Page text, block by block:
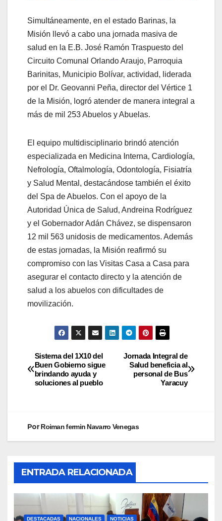
Simultáneamente, en el estado Barinas, la
Misión llevó a cabo una jornada masiva de
salud en la E.B. José Ramón Traspuesto del
Circuito Comunal Orlando Araujo, Parroquia
Barinitas, Municipio Bolívar, actividad, liderada
por el Dr. Geovanni Peña, director del Vértice 1
de la Misión, logró atender de manera integral a
más de mil 253 Abuelos y Abuelas.
El equipo multidisciplinario brindó atención
especializada en Medicina Interna, Cardiología,
Nefrología, Oftalmología, Odontología, Fisiatría
y Salud Mental, destacándose también el éxito
del Spa de Abuelos. Con el apoyo de la
Autoridad Única de Salud, Andreina Rodríguez
y el Gobernador Adán Chávez, se dispensaron
12 mil 563 unidosis de medicamentos. Además
de estas jornadas, la Misión reafirmó su
compromiso con las Visitas Casa a Casa para
asegurar el contacto directo y la atención de
salud a los abuelos con dificultades de
movilización.
Jornada Integral de
Salud beneficia al
personal de Bus
Yaracuy
Sistema del 1X10 del
Buen Gobierno sigue
brindando ayuda y
soluciones al pueblo
PorRoiman fermin Navarro Venegas
ENTRADA RELACIONADA
DESTACADAS NACIONALES NOTICIAS